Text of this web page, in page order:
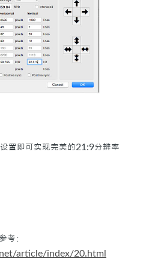
置即可实现完美的21:9分辨率
考：
article/index/20.html